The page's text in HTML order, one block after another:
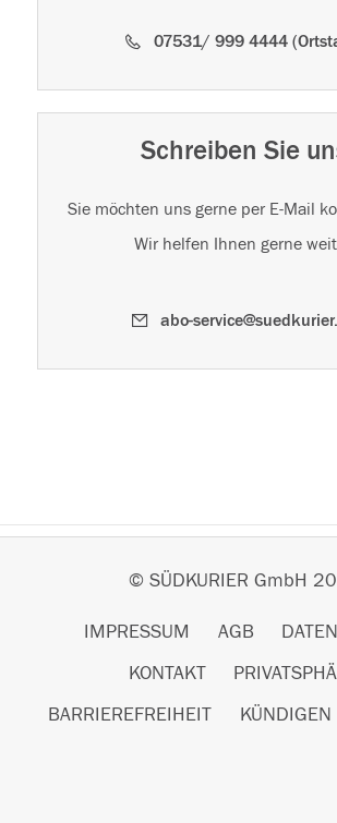
07531/ 999 4444
Schreiben Sie
Sie möchten uns gerne per E-Mail
Wir helfen Ihnen gerne
abo-
© SÜDKURIER GmbH
IMPRESSUM AGB
KONTAKT
BARRIEREFREIHEIT
KÜNDIGEN